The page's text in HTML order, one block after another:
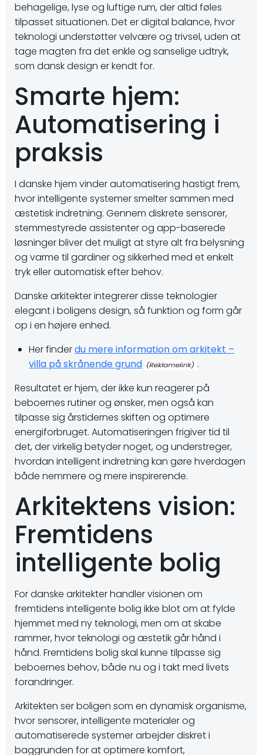
behagelige, lyse og luftige rum, der altid føles
tilpasset situationen. Det er digital balance, hvor
teknologi understøtter velvære og trivsel, uden at
tage magten fra det enkle og sanselige udtryk,
som dansk design er kendt for.
Smarte hjem:
Automatisering i
praksis
I danske hjem vinder automatisering hastigt frem,
hvor intelligente systemer smelter sammen med
æstetisk indretning. Gennem diskrete sensorer,
stemmestyrede assistenter og app-baserede
løsninger bliver det muligt at styre alt fra belysning
og varme til gardiner og sikkerhed med et enkelt
tryk eller automatisk efter behov.
Danske arkitekter integrerer disse teknologier
elegant i boligens design, så funktion og form går
op i en højere enhed.
Her finderdu mere information om arkitekt –
villa på skrånende grund
.
Resultatet er hjem, der ikke kun reagerer på
beboernes rutiner og ønsker, men også kan
tilpasse sig årstidernes skiften og optimere
energiforbruget. Automatiseringen frigiver tid til
det, der virkelig betyder noget, og understreger,
hvordan intelligent indretning kan gøre hverdagen
både nemmere og mere inspirerende.
Arkitektens vision:
Fremtidens
intelligente bolig
For danske arkitekter handler visionen om
fremtidens intelligente bolig ikke blot om at fylde
hjemmet med ny teknologi, men om at skabe
rammer, hvor teknologi og æstetik går hånd i
hånd. Fremtidens bolig skal kunne tilpasse sig
beboernes behov, både nu og i takt med livets
forandringer.
Arkitekten ser boligen som en dynamisk organisme,
hvor sensorer, intelligente materialer og
automatiserede systemer arbejder diskret i
baggrunden for at optimere komfort,